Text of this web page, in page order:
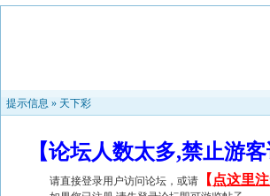
提示信息 » 天下彩
【论坛人数太多,禁止游
请直接登录用户访问论坛，或请 【 点这里